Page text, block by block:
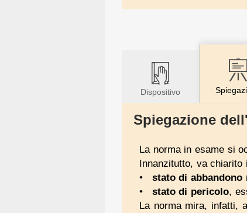
Dispositivo
Spiegazione
La norma in esame si
Innanzitutto, va
stato di abbandono
stato di pericolo,
La norma mira, infatti,